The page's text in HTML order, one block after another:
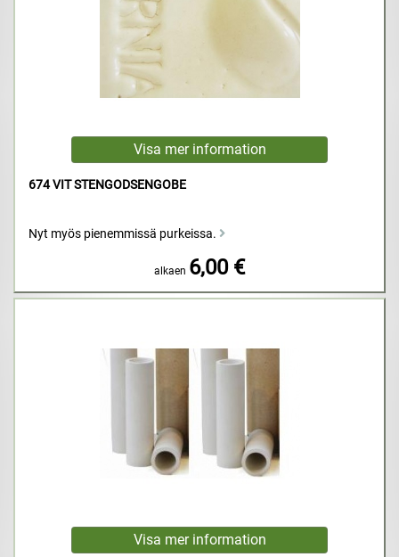
674 VIT STENGODSENGOBE
Nyt myös pienemmissä purkeissa.
alkaen 6,00 €